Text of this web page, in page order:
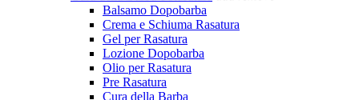
Balsamo Dopobarba
Crema e Schiuma Rasatura
Gel per Rasatura
Lozione Dopobarba
Olio per Rasatura
Pre Rasatura
Cura della Barba